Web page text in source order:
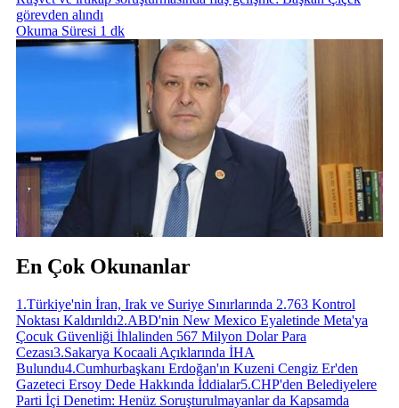
görevden alındı
Okuma Süresi 1 dk
En Çok Okunanlar
1 .Türkiye'nin İran, Irak ve Suriye Sınırlarında 2.763 Kontrol
Noktası Kaldırıldı2.ABD'nin New Mexico Eyaletinde Meta'ya
Çocuk Güvenliği İhlalinden 567 Milyon Dolar Para
Cezası3.Sakarya Kocaali Açıklarında İHA
Bulundu4.Cumhurbaşkanı Erdoğan'ın Kuzeni Cengiz Er'den
Gazeteci Ersoy Dede Hakkında İddialar5.CHP'den Belediyelere
Parti İçi Denetim: Henüz Soruşturulmayanlar da Kapsamda